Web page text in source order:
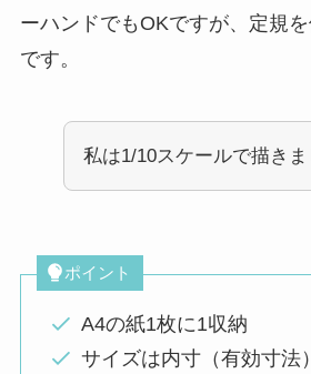
ーハンドでもOKですが、定規
です。
私は1/10スケールで描きま
ポイント
A4の紙1枚に1収納
サイズは内寸（有効寸法